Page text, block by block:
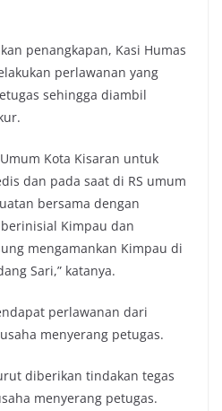
penangkapan, Kasi Humas
perlawanan yang
sehingga diambil
Kota Kisaran untuk
dan pada saat di RS umum
bersama dengan
Kimpau dan
mengamankan Kimpau di
Sari,” katanya.
perlawanan dari
menyerang petugas.
diberikan tindakan tegas
menyerang petugas.